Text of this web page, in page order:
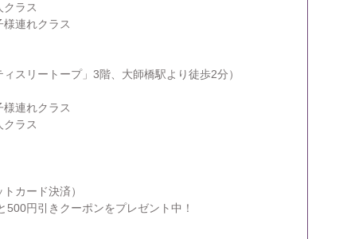
ラス
様連れクラス
スリートープ」3階、大師橋駅より徒歩2分）
様連れクラス
クラス
カード決済）
500円引きクーポンをプレゼント中！